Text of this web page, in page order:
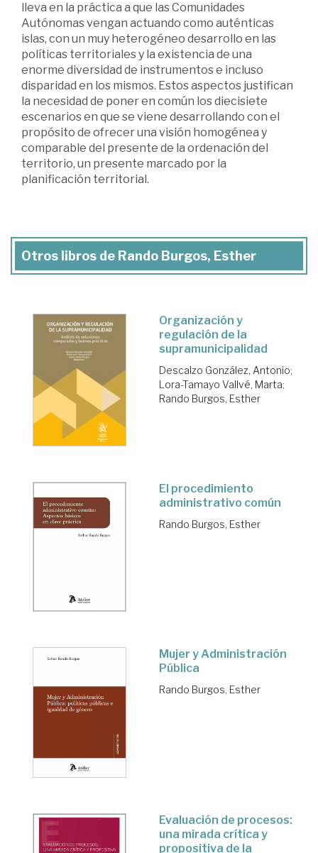
lleva en la práctica a que las Comunidades
Autónomas vengan actuando como auténticas
islas, con un muy heterogéneo desarrollo en las
políticas territoriales y la existencia de una
enorme diversidad de instrumentos e incluso
disparidad en los mismos. Estos aspectos justifican
la necesidad de poner en común los diecisiete
escenarios en que se viene desarrollando con el
propósito de ofrecer una visión homogénea y
comparable del presente de la ordenación del
territorio, un presente marcado por la
planificación territorial.
Otros libros de Rando Burgos, Esther
Organización y
regulación de la
supramunicipalidad
Descalzo González, Antonio;
Lora-Tamayo Vallvé, Marta;
Rando Burgos, Esther
El procedimiento
administrativo común
Rando Burgos, Esther
Mujer y Administración
Pública
Rando Burgos, Esther
Evaluación de procesos:
una mirada crítica y
propositiva de la